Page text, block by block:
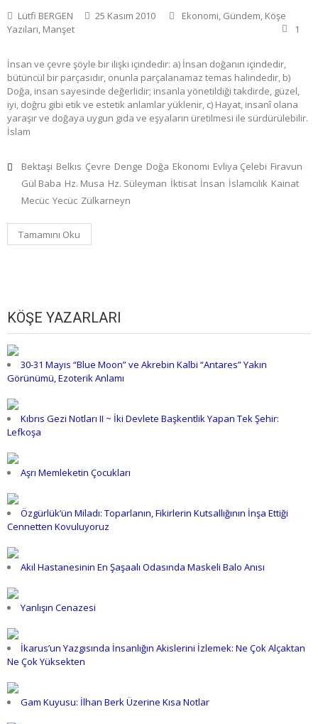
Lütfi BERGEN 25 Kasım 2010 Ekonomi, Gündem, Köşe
Yazıları, Manşet 1
İnsan ve çevre şöyle bir ilişki içindedir: a) İnsan doğanın içindedir,
bütüncül bir parçasıdır, onunla parçalanamaz temas halindedir, b)
Doğa, insan sayesinde değerlidir; insanla yönetildiği takdirde, güzel,
iyi, doğru gibi etik ve estetik anlamlar yüklenir, c) Hayat, insanî olana
yaraşır ve doğaya uygun gıda ve eşyaların üretilmesi ile sürdürülebilir.
İslam
Bektaşi Belkıs Çevre Denge Doğa Ekonomi Evliya Çelebi Firavun
Gül Baba Hz. Musa Hz. Süleyman İktisat İnsan İslamcılık Kainat
Mecüc Yecüc Zülkarneyn
Tamamını Oku
KÖŞE YAZARLARI
30-31 Mayıs “Blue Moon” ve Akrebin Kalbi “Antares” Yakın
Görünümü, Ezoterik Anlamı
Kıbrıs Gezi Notları II ~ İki Devlete Başkentlik Yapan Tek Şehir:
Lefkoşa
Aşrı Memleketin Çocukları
Özgürlük’ün Miladı: Toparlanın, Fikirlerin Kutsallığının İnşa Ettiği
Cennetten Kovuluyoruz
Akıl Hastanesinin En Şaşaalı Odasında Maskeli Balo Anısı
Yanlışın Cenazesi
İkarus’un Yazgısında İnsanlığın Akislerini İzlemek: Ne Çok Alçaktan
Ne Çok Yüksekten
Gam Kuyusu: İlhan Berk Üzerine Kısa Notlar